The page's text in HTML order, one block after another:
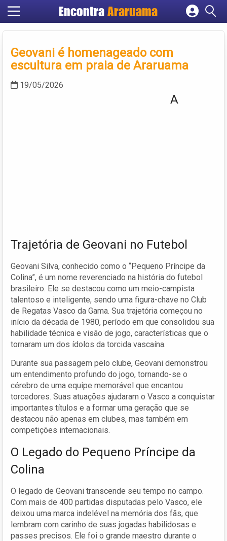
EncontraAraruama
Cadastrar empresa
Criar conta
Geovani é homenageado com
escultura em praia de Araruama
19/05/2026
A
Trajetória de Geovani no Futebol
Geovani Silva, conhecido como o “Pequeno Príncipe da
Colina”, é um nome reverenciado na história do futebol
brasileiro. Ele se destacou como um meio-campista
talentoso e inteligente, sendo uma figura-chave no Club
de Regatas Vasco da Gama. Sua trajetória começou no
início da década de 1980, período em que consolidou sua
habilidade técnica e visão de jogo, características que o
tornaram um dos ídolos da torcida vascaína.
Durante sua passagem pelo clube, Geovani demonstrou
um entendimento profundo do jogo, tornando-se o
cérebro de uma equipe memorável que encantou
torcedores. Suas atuações ajudaram o Vasco a conquistar
importantes títulos e a formar uma geração que se
destacou não apenas em clubes, mas também em
competições internacionais.
O Legado do Pequeno Príncipe da
Colina
O legado de Geovani transcende seu tempo no campo.
Com mais de 400 partidas disputadas pelo Vasco, ele
deixou uma marca indelével na memória dos fãs, que
lembram com carinho de suas jogadas habilidosas e
passes precisos. Ele foi o grande maestro durante o